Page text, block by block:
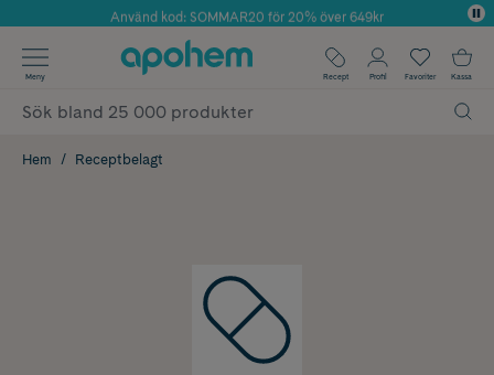
Årets Butik 2025 inom Skönhet
Använd kod: SOMMAR20 för 20% över 649kr
✓ Fri frakt
✓ Poäng på alla köp*
Meny Recept Profil Favoriter Kassa
Hem Receptbelagt